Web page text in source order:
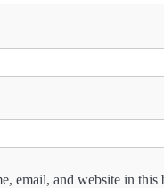
email, and website in